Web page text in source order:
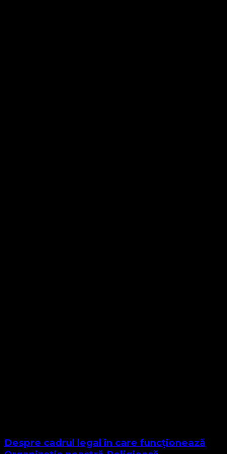
Despre cadrul legal în care funcționează